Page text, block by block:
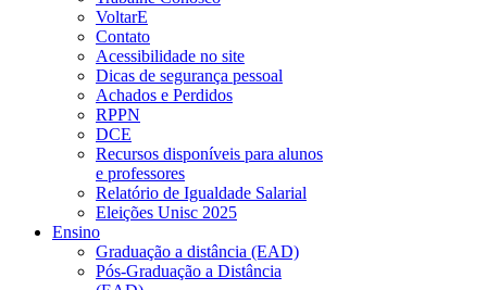
VoltarE
Contato
Acessibilidade no site
Dicas de segurança pessoal
Achados e Perdidos
RPPN
DCE
Recursos disponíveis para alunos
e professores
Relatório de Igualdade Salarial
Eleições Unisc 2025
Ensino
Graduação a distância (EAD)
Pós-Graduação a Distância